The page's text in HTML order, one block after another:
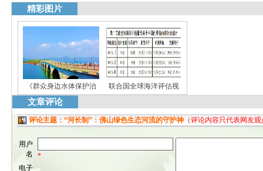
精彩图片
《群众身边水体保护治 联合国全球海洋评估视
文章评论